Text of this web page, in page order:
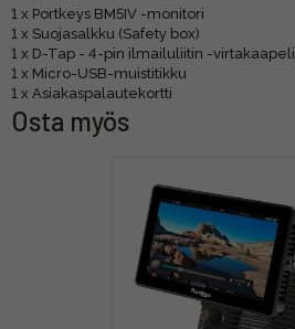
1 x Portkeys BM5IV -monitori
1 x Suojasalkku (Safety box)
1 x D-Tap - 4-pin ilmailuliitin -virtakaapeli
1 x Micro-USB-muistitikku
1 x Asiakaspalautekortti
Osta myös